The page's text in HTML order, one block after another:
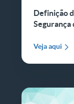
Definição
Segurança
Veja aqui